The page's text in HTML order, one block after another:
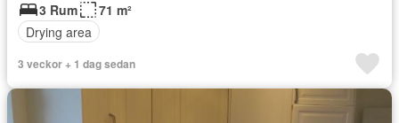
3 Rum
71 m²
Drying area
3 veckor + 1 dag sedan